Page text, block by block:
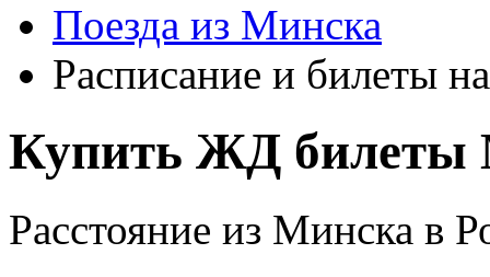
Поезда из Минска
Расписание и билеты
Купить ЖД билеты
Расстояние из Минска в